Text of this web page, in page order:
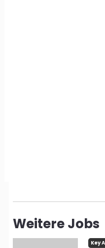
Weitere Jobs
Key